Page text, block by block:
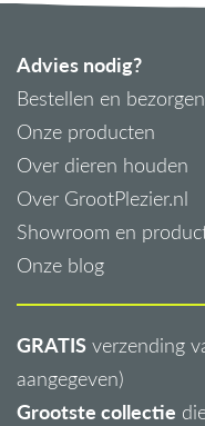
Advies nodig?
Bestellen en bezorgen
Onze producten
Over dieren houden
Over GrootPlezier.nl
Showroom en
Onze blog
GRATIS verzending
aangegeven)
Grootste collectie